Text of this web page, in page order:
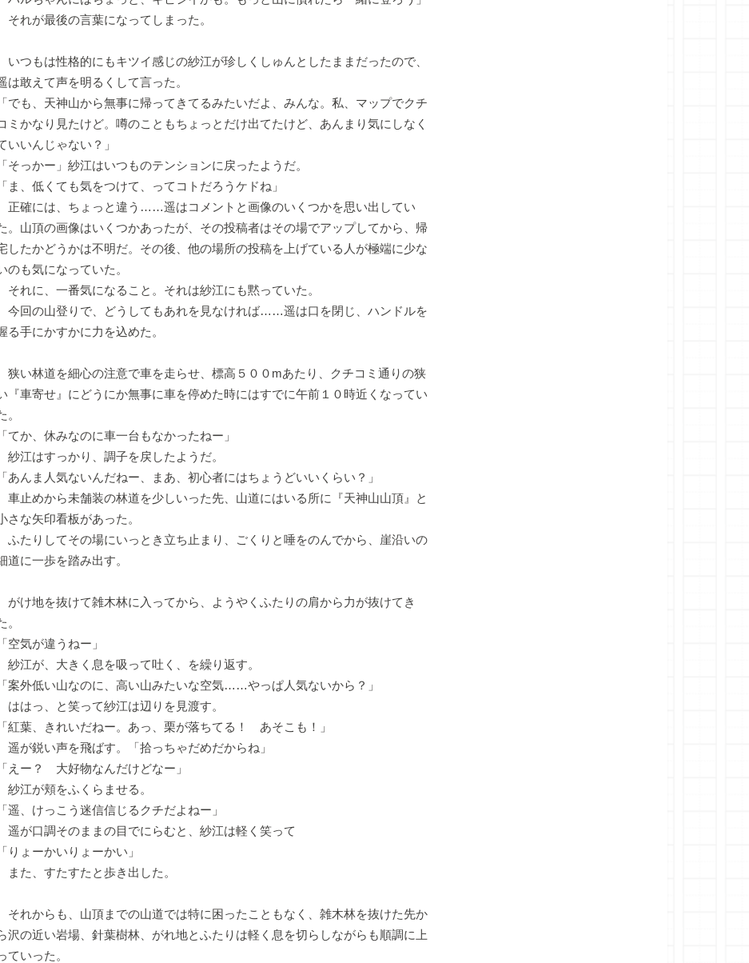
それが最後の言葉になってしまった。
いつもは性格的にもキツイ感じの紗江が珍しくしゅんとしたままだったので、
は敢えて声を明るくして言った。
「でも、天神山から無事に帰ってきてるみたいだよ、みんな。私、マップでクチ
ミかなり見たけど。噂のこともちょっとだけ出てたけど、あんまり気にしなく
いいんじゃない？」
「そっかー」紗江はいつものテンションに戻ったようだ。
「ま、低くても気をつけて、ってコトだろうケドね」
正確には、ちょっと違う……遥はコメントと画像のいくつかを思い出してい
。山頂の画像はいくつかあったが、その投稿者はその場でアップしてから、帰
したかどうかは不明だ。その後、他の場所の投稿を上げている人が極端に少な
のも気になっていた。
それに、一番気になること。それは紗江にも黙っていた。
今回の山登りで、どうしてもあれを見なければ……遥は口を閉じ、ハンドルを
る手にかすかに力を込めた。
狭い林道を細心の注意で車を走らせ、標高５００mあたり、クチコミ通りの狭
『車寄せ』にどうにか無事に車を停めた時にはすでに午前１０時近くなってい
。
「てか、休みなのに車一台もなかったねー」
紗江はすっかり、調子を戻したようだ。
「あんま人気ないんだねー、まあ、初心者にはちょうどいいくらい？」
車止めから未舗装の林道を少しいった先、山道にはいる所に『天神山山頂』と
さな矢印看板があった。
ふたりしてその場にいっとき立ち止まり、ごくりと唾をのんでから、崖沿いの
道に一歩を踏み出す。
がけ地を抜けて雑木林に入ってから、ようやくふたりの肩から力が抜けてき
。
「空気が違うねー」
紗江が、大きく息を吸って吐く、を繰り返す。
「案外低い山なのに、高い山みたいな空気……やっぱ人気ないから？」
ははっ、と笑って紗江は辺りを見渡す。
「紅葉、きれいだねー。あっ、栗が落ちてる！ あそこも！」
遥が鋭い声を飛ばす。「拾っちゃだめだからね」
「えー？ 大好物なんだけどなー」
紗江が頬をふくらませる。
「遥、けっこう迷信信じるクチだよねー」
遥が口調そのままの目でにらむと、紗江は軽く笑って
「りょーかいりょーかい」
また、すたすたと歩き出した。
それからも、山頂までの山道では特に困ったこともなく、雑木林を抜けた先か
沢の近い岩場、針葉樹林、がれ地とふたりは軽く息を切らしながらも順調に上
ていった。